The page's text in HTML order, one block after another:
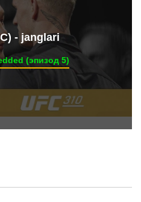
- janglari
(эпизод 5)